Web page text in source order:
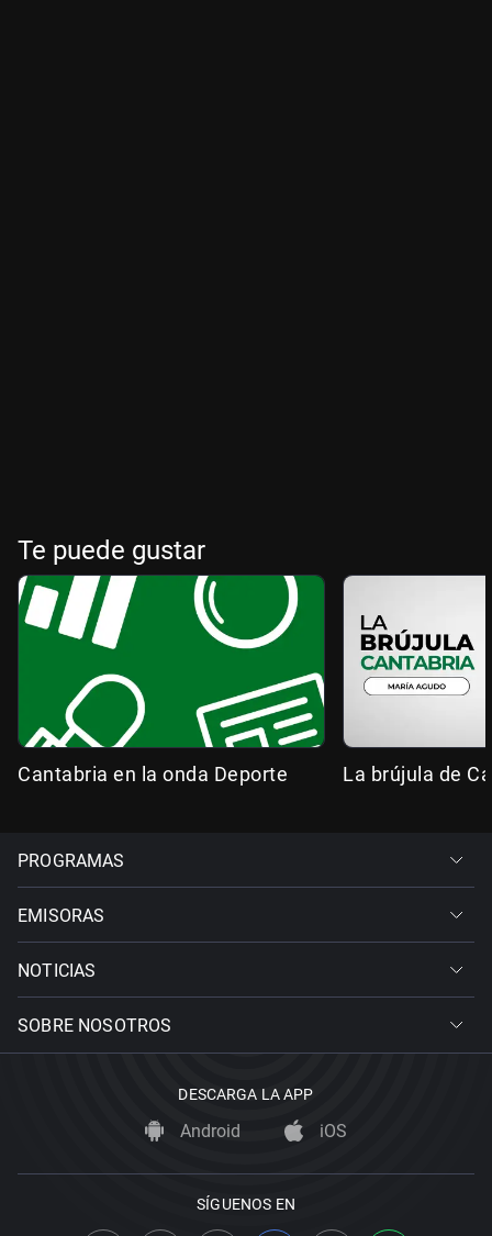
Te puede gustar
Cantabria en la onda Deporte La brújula de
PROGRAMAS
EMISORAS
NOTICIAS
SOBRE NOSOTROS
DESCARGA LA APP
Android iOS
SÍGUENOS EN